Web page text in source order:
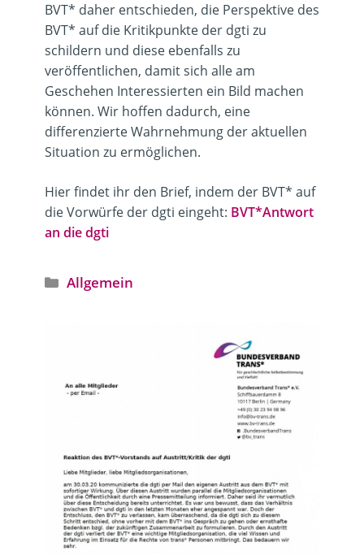
BVT* daher entschieden, die Perspektive des
BVT* auf die Kritikpunkte der dgti zu
schildern und diese ebenfalls zu
veröffentlichen, damit sich alle am
Geschehen Interessierten ein Bild machen
können. Wir hoffen dadurch, eine
differenzierte Wahrnehmung der aktuellen
Situation zu ermöglichen.
Hier findet ihr den Brief, indem der BVT* auf
die Vorwürfe der dgti eingeht: BVT*Antwort
an die dgti
Kategorien
Allgemein